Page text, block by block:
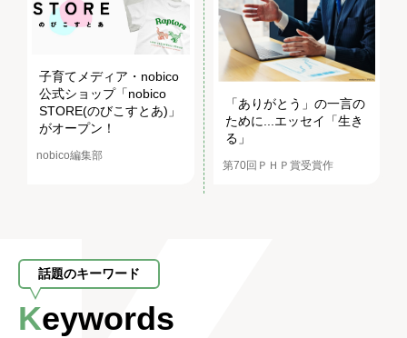
子育てメディア・nobico
公式ショップ「nobico
STORE(のびこすとあ)」
がオープン！
nobico編集部
「ありがとう」の一言の
ために...エッセイ「生き
る」
第70回ＰＨＰ賞受賞作
話題のキーワード
Keywords